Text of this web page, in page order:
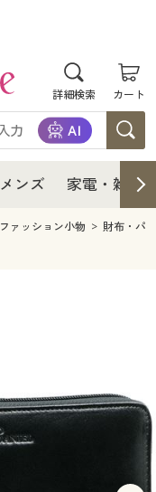
詳細検索 カート
メンズ 家電・雑貨
ファッション小物 財布・パ